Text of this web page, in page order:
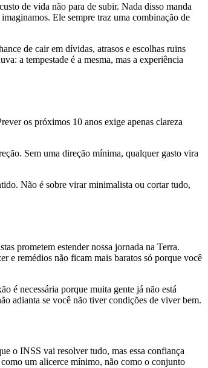
de vida não para de subir. Nada disso manda
Ele sempre traz uma combinação de
de cair em dívidas, atrasos e escolhas ruins
a tempestade é a mesma, mas a experiência
os próximos 10 anos exige apenas clareza
Sem uma direção mínima, qualquer gasto vira
Não é sobre virar minimalista ou cortar tudo,
prometem estender nossa jornada na Terra.
e remédios não ficam mais baratos só porque você
é necessária porque muita gente já não está
adianta se você não tiver condições de viver bem.
o INSS vai resolver tudo, mas essa confiança
um alicerce mínimo, não como o conjunto